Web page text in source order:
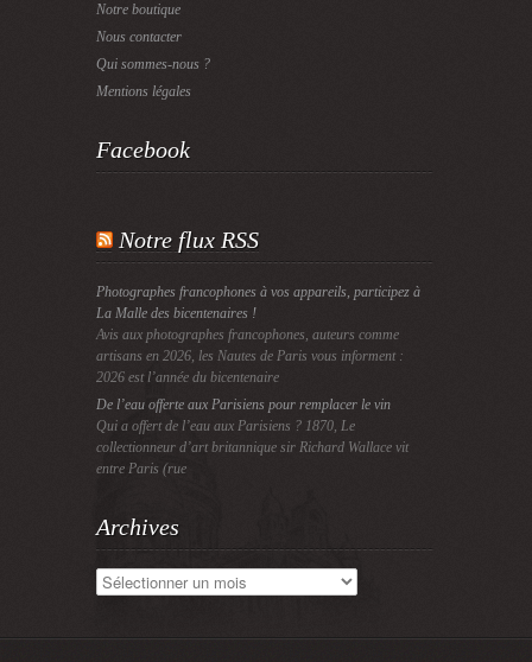
Notre boutique
Nous contacter
Qui sommes-nous ?
Mentions légales
Facebook
Notre flux RSS
Photographes francophones à vos appareils, participez à
La Malle des bicentenaires !
Avis aux photographes francophones, auteurs comme
artisans en 2026, les Nautes de Paris vous informent :
2026 est l’année du bicentenaire
De l’eau offerte aux Parisiens pour remplacer le vin
Qui a offert de l’eau aux Parisiens ? 1870, Le
collectionneur d’art britannique sir Richard Wallace vit
entre Paris (rue
Archives
Archives